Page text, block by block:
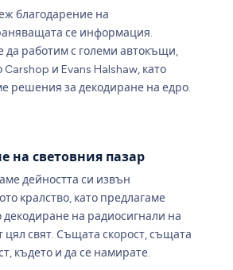
благодарение на
се информация.
да работим с големи автокъщи,
Carshop и Evans Halshaw, като
решения за декодиране на едро.
на световния пазар
дейността си извън
кралство, като предлагаме
декодиране на радиосигнали на
цял свят. Същата скорост, същата
където и да се намирате.